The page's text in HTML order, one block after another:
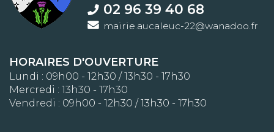
02 96 39 40 68
mairie.aucaleuc-22@wanadoo.fr
HORAIRES D'OUVERTURE
Lundi : 09h00 - 12h30 / 13h30 - 17h30
Mercredi : 13h30 - 17h30
Vendredi : 09h00 - 12h30 / 13h30 - 17h30